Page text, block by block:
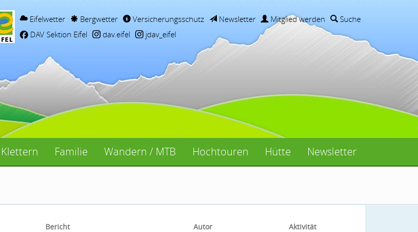
Eifelwetter Bergwetter Versicherungsschutz Newsletter Mitglied werden
Suche
DAV Sektion Eifel
dav.eifel jdav_eifel
Klettern Familie Wandern / MTB Hochtouren Hütte Newsletter
Bericht Autor
Aktivität